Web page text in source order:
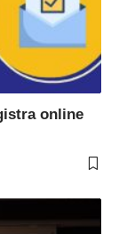
online